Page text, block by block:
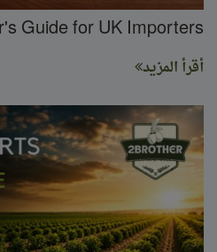
Guide for UK Importers
أقرأ المزيد